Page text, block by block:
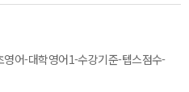
어-대학영어1-수강기준-텝스점수-